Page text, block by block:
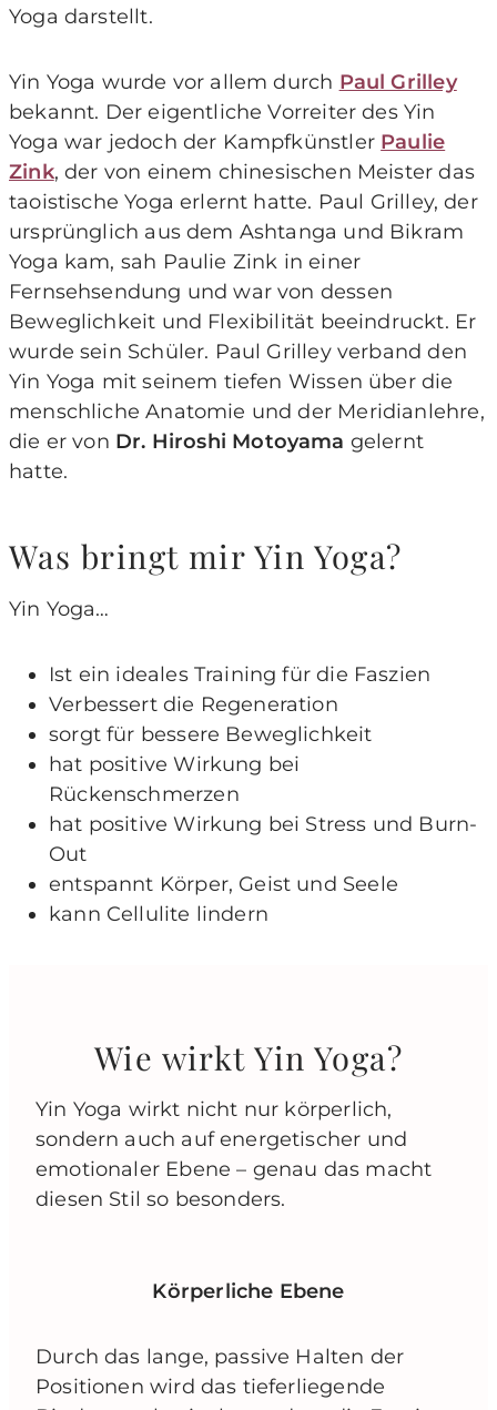
Yoga darstellt.
Yin Yoga wurde vor allem durch Paul Grilley
bekannt. Der eigentliche Vorreiter des Yin
Yoga war jedoch der Kampfkünstler Paulie
Zink, der von einem chinesischen Meister das
taoistische Yoga erlernt hatte. Paul Grilley, der
ursprünglich aus dem Ashtanga und Bikram
Yoga kam, sah Paulie Zink in einer
Fernsehsendung und war von dessen
Beweglichkeit und Flexibilität beeindruckt. Er
wurde sein Schüler. Paul Grilley verband den
Yin Yoga mit seinem tiefen Wissen über die
menschliche Anatomie und der Meridianlehre,
die er von Dr. Hiroshi Motoyama gelernt
hatte.
Was bringt mir Yin Yoga?
Yin Yoga…
Ist ein ideales Training für die Faszien
Verbessert die Regeneration
sorgt für bessere Beweglichkeit
hat positive Wirkung bei
Rückenschmerzen
hat positive Wirkung bei Stress und Burn-
Out
entspannt Körper, Geist und Seele
kann Cellulite lindern
Wie wirkt Yin Yoga?
Yin Yoga wirkt nicht nur körperlich,
sondern auch auf energetischer und
emotionaler Ebene – genau das macht
diesen Stil so besonders.
Körperliche Ebene
Durch das lange, passive Halten der
Positionen wird das tieferliegende